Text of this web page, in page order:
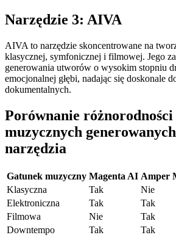
Narzędzie 3: AIVA
AIVA to narzędzie skoncentrowane na
klasycznej, symfonicznej i filmowej. Jego
generowania utworów o wysokim stopniu
emocjonalnej głębi, nadając się doskonale
dokumentalnych.
Porównanie
muzycznych
narzędzia
Gatunek muzyczny Magenta AI Amper
Klasyczna
Tak Nie
Elektroniczna
Tak Tak
Filmowa
Nie Tak
Downtempo
Tak Tak